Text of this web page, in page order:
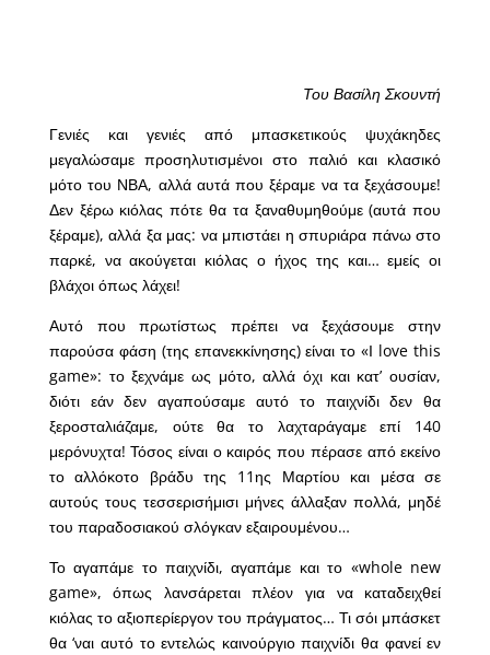
Του Βασίλη Σκουντή
Γενιές και γενιές από μπασκετικούς ψυχάκηδες
μεγαλώσαμε προσηλυτισμένοι στο παλιό και κλασικό
μότο του ΝΒΑ, αλλά αυτά που ξέραμε να τα ξεχάσουμε!
Δεν ξέρω κιόλας πότε θα τα ξαναθυμηθούμε (αυτά που
ξέραμε), αλλά ξα μας: να μπιστάει η σπυριάρα πάνω στο
παρκέ, να ακούγεται κιόλας ο ήχος της και… εμείς οι
βλάχοι όπως λάχει!
Αυτό που πρωτίστως πρέπει να ξεχάσουμε στην
παρούσα φάση (της επανεκκίνησης) είναι το «Ι love this
game»: το ξεχνάμε ως μότο, αλλά όχι και κατ’ ουσίαν,
διότι εάν δεν αγαπούσαμε αυτό το παιχνίδι δεν θα
ξεροσταλιάζαμε, ούτε θα το λαχταράγαμε επί 140
μερόνυχτα! Τόσος είναι ο καιρός που πέρασε από εκείνο
το αλλόκοτο βράδυ της 11ης Μαρτίου και μέσα σε
αυτούς τους τεσσερισήμισι μήνες άλλαξαν πολλά, μηδέ
του παραδοσιακού σλόγκαν εξαιρουμένου…
Το αγαπάμε το παιχνίδι, αγαπάμε και το «whole new
game», όπως λανσάρεται πλέον για να καταδειχθεί
κιόλας το αξιοπερίεργον του πράγματος… Τι σόι μπάσκετ
θα ‘ναι αυτό το εντελώς καινούργιο παιχνίδι θα φανεί εν